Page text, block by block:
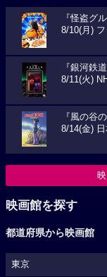
『怪盗グ
8/10(月)
『銀河鉄
8/11(火)
『風の谷
8/14(金)
映画館を探す
都道府県から映画館
東京